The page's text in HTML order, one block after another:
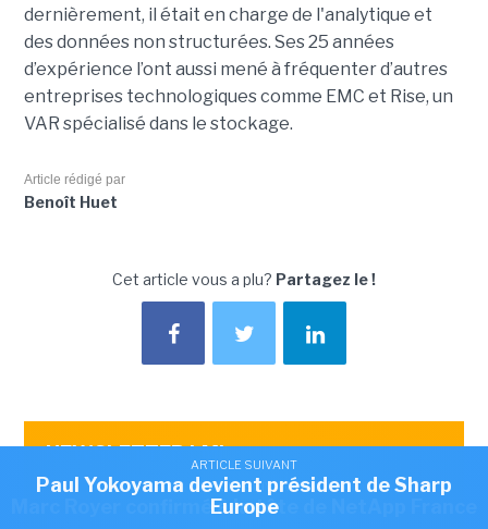
ARTICLE SUIVANT
Romain Passilly prend la direction de Visma
France
ARTICLE SUIVANT
Marc Royer confirmé à la tête de NetApp France
dernièrement, il était en charge de l'analytique et
des données non structurées. Ses 25 années
d’expérience l’ont aussi mené à fréquenter d’autres
entreprises technologiques comme EMC et Rise, un
VAR spécialisé dans le stockage.
Article rédigé par
Benoît Huet
Cet article vous a plu? Partagez le !
NEWSLETTER LMI
Recevez notre newsletter comme plus de 50000
ARTICLE SUIVANT
Paul Yokoyama devient président de Sharp
Europe